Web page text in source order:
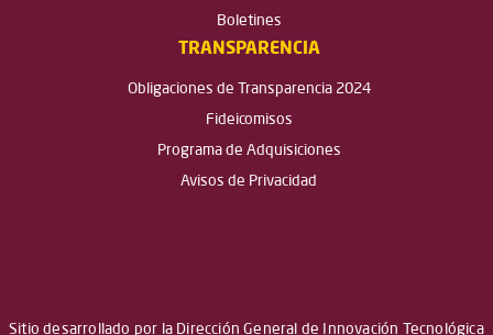
Boletines
TRANSPARENCIA
Obligaciones de Transparencia 2024
Fideicomisos
Programa de Adquisiciones
Avisos de Privacidad
Sitio desarrollado por la Dirección General de Innovación Tecnológica